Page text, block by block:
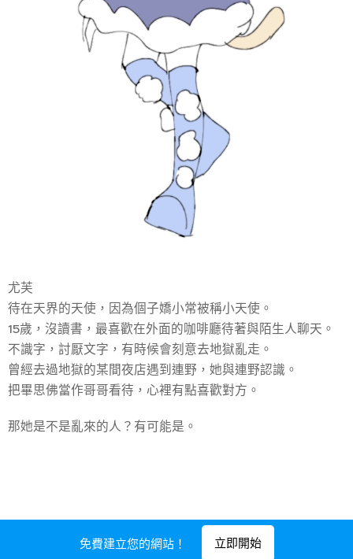
尤芙
待在天界的天使，因為個子嬌小常被稱小天使。
15歲，沒讀書，最喜歡在外面的咖啡廳待著與陌生人聊天。
不識字，討厭文字，有時候會刻意去地獄亂走。
曾經去過地獄的某間夜店遇到連野，她與連野認識。
把畢思佛當作哥哥看待，心裡有點喜歡對方。
那她是不是亂來的人？有可能是。
由Webnode 提供技術支援
免費建立您的網站！ 立即開始